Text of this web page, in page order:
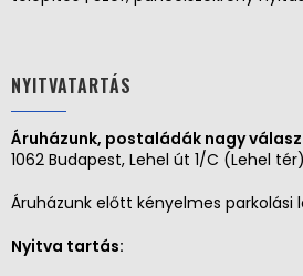
NYITVATARTÁS
Áruházunk, postaládák nagy
1062 Budapest, Lehel út 1/C (Lehel tér)
Áruházunk előtt kényelmes
Nyitva tartás: